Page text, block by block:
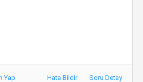
Yap Hata Bildir Soru Detay